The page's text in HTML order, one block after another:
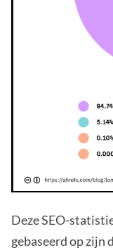
Deze SEO-
gebaseerd op zijn